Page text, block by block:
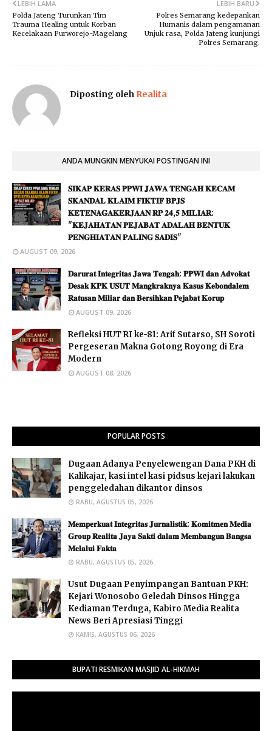
LEBIH BARU
Polres Semarang kedepankan
Humanis dalam pengamanan
Unjuk rasa, Polda Jateng kunjungi
Polres Semarang.
LEBIH LAMA
Polda Jateng Turunkan Tim
Trauma Healing untuk Korban
Kecelakaan Purworejo-Magelang
Diposting oleh Realita
ANDA MUNGKIN MENYUKAI POSTINGAN INI
𝐒𝐈𝐊𝐀𝐏 𝐊𝐄𝐑𝐀𝐒 𝐏𝐏𝐖𝐈 𝐉𝐀𝐖𝐀 𝐓𝐄𝐍𝐆𝐀𝐇 𝐊𝐄𝐂𝐀𝐌
𝐒𝐊𝐀𝐍𝐃𝐀𝐋 𝐊𝐋𝐀𝐈𝐌 𝐅𝐈𝐊𝐓𝐈𝐅 𝐁𝐏𝐉𝐒
𝐊𝐄𝐓𝐄𝐍𝐀𝐆𝐀𝐊𝐄𝐑𝐉𝐀𝐀𝐍 𝐑𝐏 𝟐𝟒,𝟓 𝐌𝐈𝐋𝐈𝐀𝐑:
"𝐊𝐄𝐉𝐀𝐇𝐀𝐓𝐀𝐍 𝐏𝐄𝐉𝐀𝐁𝐀𝐓 𝐀𝐃𝐀𝐋𝐀𝐇 𝐁𝐄𝐍𝐓𝐔𝐊
𝐏𝐄𝐍𝐆𝐇𝐈𝐀𝐓𝐀𝐍 𝐏𝐀𝐋𝐈𝐍𝐆 𝐒𝐀𝐃𝐈𝐒"
AUGUST 09, 2026
𝐃𝐚𝐫𝐮𝐫𝐚𝐭 𝐈𝐧𝐭𝐞𝐠𝐫𝐢𝐭𝐚𝐬 𝐉𝐚𝐰𝐚 𝐓𝐞𝐧𝐠𝐚𝐡: 𝐏𝐏𝐖𝐈 𝐝𝐚𝐧 𝐀𝐝𝐯𝐨𝐤𝐚𝐭
𝐃𝐞𝐬𝐚𝐤 𝐊𝐏𝐊 𝐔𝐒𝐔𝐓 𝐌𝐚𝐧𝐠𝐤𝐫𝐚𝐤𝐧𝐲𝐚 𝐊𝐚𝐬𝐮𝐬 𝐊𝐞𝐛𝐨𝐧𝐝𝐚𝐥𝐞𝐦
𝐑𝐚𝐭𝐮𝐬𝐚𝐧 𝐌𝐢𝐥𝐢𝐚𝐫 𝐝𝐚𝐧 𝐁𝐞𝐫𝐬𝐢𝐡𝐤𝐚𝐧 𝐏𝐞𝐣𝐚𝐛𝐚𝐭 𝐊𝐨𝐫𝐮𝐩
AUGUST 09, 2026
Refleksi HUT RI ke-81: Arif Sutarso, SH Soroti
Pergeseran Makna Gotong Royong di Era
Modern
AUGUST 08, 2026
POPULAR POSTS
Dugaan Adanya Penyelewengan Dana PKH di
Kalikajar, kasi intel kasi pidsus kejari lakukan
penggeledahan dikantor dinsos
RABU, AGUSTUS 05, 2026
𝐌𝐞𝐦𝐩𝐞𝐫𝐤𝐮𝐚𝐭 𝐈𝐧𝐭𝐞𝐠𝐫𝐢𝐭𝐚𝐬 𝐉𝐮𝐫𝐧𝐚𝐥𝐢𝐬𝐭𝐢𝐤: 𝐊𝐨𝐦𝐢𝐭𝐦𝐞𝐧 𝐌𝐞𝐝𝐢𝐚
𝐆𝐫𝐨𝐮𝐩 𝐑𝐞𝐚𝐥𝐢𝐭𝐚 𝐉𝐚𝐲𝐚 𝐒𝐚𝐤𝐭𝐢 𝐝𝐚𝐥𝐚𝐦 𝐌𝐞𝐦𝐛𝐚𝐧𝐠𝐮𝐧 𝐁𝐚𝐧𝐠𝐬𝐚
𝐌𝐞𝐥𝐚𝐥𝐮𝐢 𝐅𝐚𝐤𝐭𝐚 ​
RABU, AGUSTUS 05, 2026
Usut Dugaan Penyimpangan Bantuan PKH:
Kejari Wonosobo Geledah Dinsos Hingga
Kediaman Terduga, Kabiro Media Realita
News Beri Apresiasi Tinggi
KAMIS, AGUSTUS 06, 2026
BUPATI RESMIKAN MASJID AL-HIKMAH